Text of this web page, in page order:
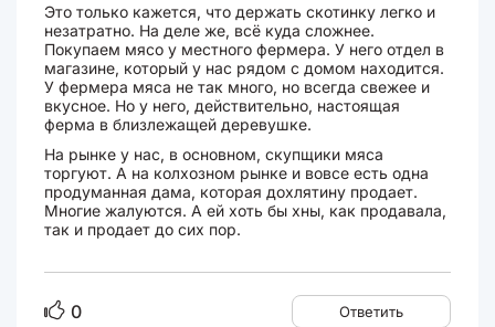
Это только кажется, что держать скотинку легко и
незатратно. На деле же, всё куда сложнее.
Покупаем мясо у местного фермера. У него отдел в
магазине, который у нас рядом с домом находится.
У фермера мяса не так много, но всегда свежее и
вкусное. Но у него, действительно, настоящая
ферма в близлежащей деревушке.
На рынке у нас, в основном, скупщики мяса
торгуют. А на колхозном рынке и вовсе есть одна
продуманная дама, которая дохлятину продает.
Многие жалуются. А ей хоть бы хны, как продавала,
так и продает до сих пор.
0 Ответить